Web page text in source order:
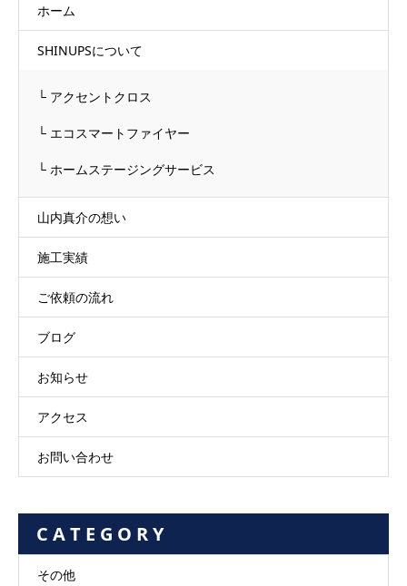
ホーム
SHINUPSについて
└ アクセントクロス
└ エコスマートファイヤー
└ ホームステージングサービス
山内真介の想い
施工実績
ご依頼の流れ
ブログ
お知らせ
アクセス
お問い合わせ
C A T E G O R Y
その他